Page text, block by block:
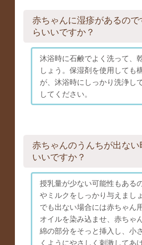
赤ちゃんに湿疹があるので
らいいですか？
沐浴時に石鹸でよく洗って、
しょう。保湿剤を使用しても
が、沐浴時にしっかり洗浄し
してください。
赤ちゃんのうんちが出ない
いいですか？
授乳量が少ない可能性もある
やミルクをしっかり与えまし
でも出ない場合には赤ちゃん
オイルを染み込ませ、赤ちゃ
綿の部分をそっと挿入し、小
くようにやさしく刺激してあ